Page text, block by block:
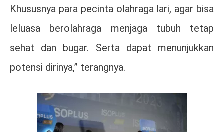
Khususnya para pecinta olahraga lari, agar bisa
leluasa berolahraga menjaga tubuh tetap
sehat dan bugar. Serta dapat menunjukkan
potensi dirinya,” terangnya.